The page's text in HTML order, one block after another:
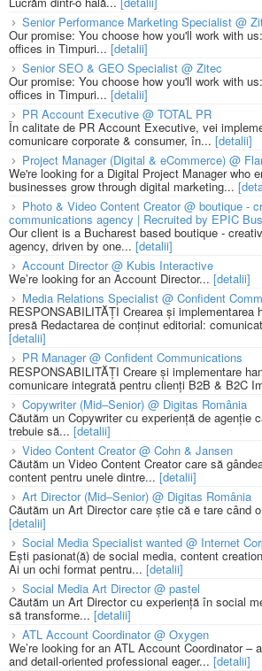
Senior Performance Marketing Specialist @
Our promise: You choose how you'll work with
offices in Timpuri... [detalii]
Senior SEO & GEO Specialist @ Zitec
Our promise: You choose how you'll work with
offices in Timpuri... [detalii]
PR Account Executive @ TOTAL PR
În calitate de PR Account Executive, vei
comunicare corporate & consumer, în... [detalii]
Project Manager (Digital & eCommerce) @
We're looking for a Digital Project Manager who
businesses grow through digital marketing...
Photo & Video Content Creator @ boutique -
communications agency | Recruited by EPIC
Our client is a Bucharest based boutique -
agency, driven by one... [detalii]
Account Director @ Kubis Interactive
We’re looking for an Account Director... [detalii]
Media Relations Specialist @ Confident
RESPONSABILITĂȚI Crearea și implementarea
presă Redactarea de conținut editorial:
[detalii]
PR Manager @ Confident Communications
RESPONSABILITĂȚI Creare și implementare
comunicare integrată pentru clienți B2B & B2C
Copywriter (Mid–Senior) @ Digitas România
Căutăm un Copywriter cu experiență de agenție
trebuie să... [detalii]
Video Content Creator @ Cohn & Jansen
Căutăm un Video Content Creator care să
content pentru unele dintre... [detalii]
Art Director (Mid–Senior) @ Digitas România
Căutăm un Art Director care știe că e tare când
[detalii]
Social Media Specialist wanted @ Internet
Ești pasionat(ă) de social media, content
Ai un ochi format pentru... [detalii]
Social Media Art Director @ pastel
Căutăm un Art Director cu experiență în social
să transforme... [detalii]
ATL Account Coordinator @ Oxygen
We’re looking for an ATL Account Coordinator –
and detail-oriented professional eager... [detalii]